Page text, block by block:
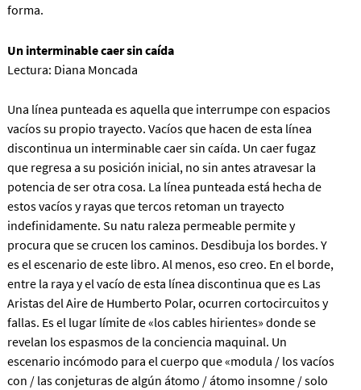
forma.
Un interminable caer sin caída
Lectura: Diana Moncada
Una línea punteada es aquella que interrumpe con espacios
vacíos su propio trayecto. Vacíos que hacen de esta línea
discontinua un interminable caer sin caída. Un caer fugaz
que regresa a su posición inicial, no sin antes atravesar la
potencia de ser otra cosa. La línea punteada está hecha de
estos vacíos y rayas que tercos retoman un trayecto
indefinidamente. Su natu raleza permeable permite y
procura que se crucen los caminos. Desdibuja los bordes. Y
es el escenario de este libro. Al menos, eso creo. En el borde,
entre la raya y el vacío de esta línea discontinua que es Las
Aristas del Aire de Humberto Polar, ocurren cortocircuitos y
fallas. Es el lugar límite de «los cables hirientes» donde se
revelan los espasmos de la conciencia maquinal. Un
escenario incómodo para el cuerpo que «modula / los vacíos
con / las conjeturas de algún átomo / átomo insomne / solo